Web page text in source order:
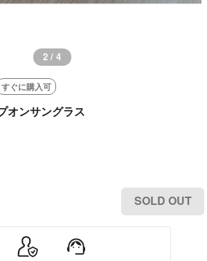
2 / 4
すぐに購入可
ンサングラス
SOLD OUT